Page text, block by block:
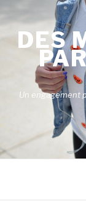
contenuDES
Un engagement